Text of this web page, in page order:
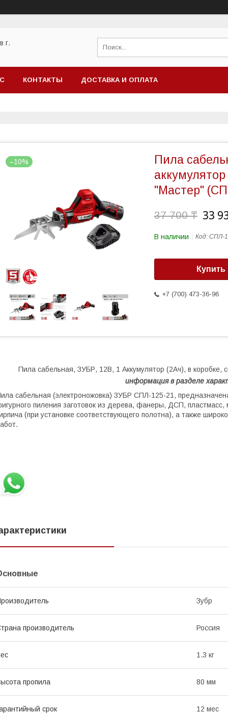
г.
КОНТАКТЫ ДОСТАВКА И ОПЛАТА
–10%
Пила
"Мастер"
37 700 ₸ 33
В наличии Код: СПЛ-
Купить
+7 (700) 473-36-96
Пила сабельная, ЗУБР, 12В, 1 Аккумулятор (2Ач), в коробке,
информация в разделе
сабельная (электроножовка) ЗУБР СПЛ-125-21,
пиления заготовок из дерева, фанеры, ДСП, пластмасс,
(при установке соответствующего полотна), а также
Зубр
производитель Россия
1.3 кг
пропила 80 мм
срок 12 мес